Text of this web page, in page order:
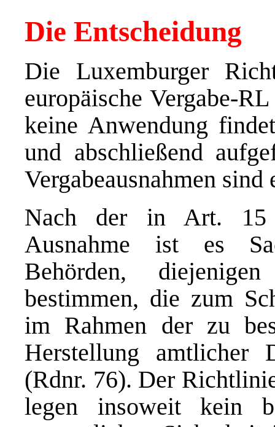
Die Entscheidung
Die Luxemburger
europäische Vergabe-
keine Anwendung
und abschließend
Vergabeausnahmen
Nach der in Art. 15
Ausnahme ist es
Behörden,
bestimmen, die zum
im Rahmen der zu
Herstellung amtlicher
(Rdnr. 76). Der
legen insoweit kein